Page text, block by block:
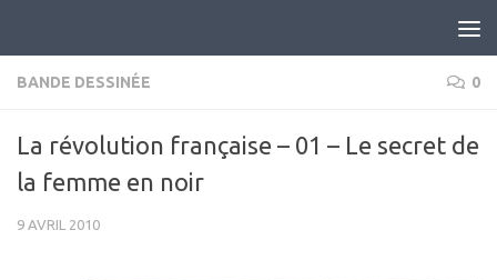
BANDE DESSINÉE 0
La révolution française – 01 – Le secret de
la femme en noir
9 AVRIL 2010